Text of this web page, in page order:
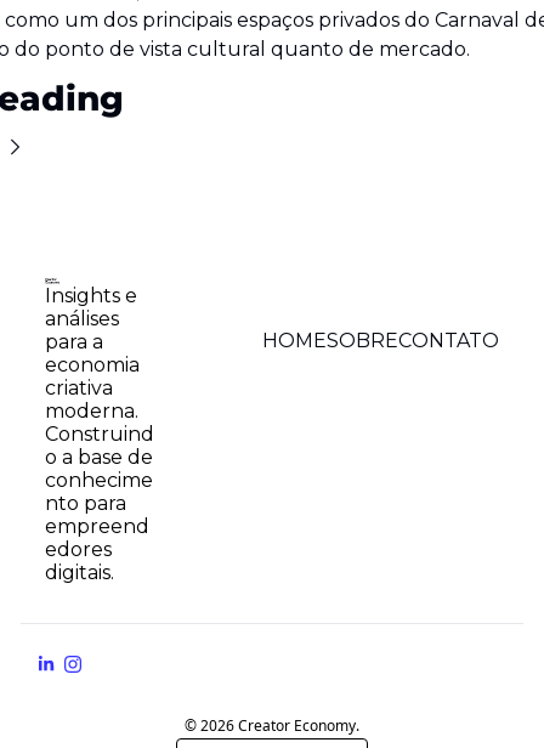
como um dos principais espaços privados do Carnaval
do ponto de vista cultural quanto de mercado.
Insights e
análises
para a
economia
criativa
moderna.
Construind
o a base de
conhecime
nto para
empreend
edores
digitais.
HOMESOBRECONTATO
© 2026 Creator Economy.